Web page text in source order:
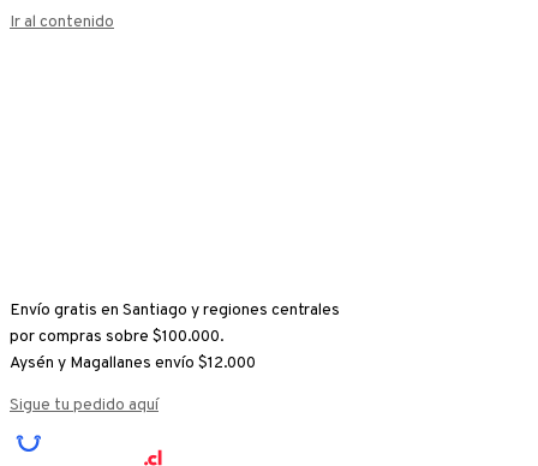
Ir al contenido
Envío gratis en Santiago y regiones centrales
por compras sobre $100.000.
Aysén y Magallanes envío $12.000
Sigue tu pedido aquí